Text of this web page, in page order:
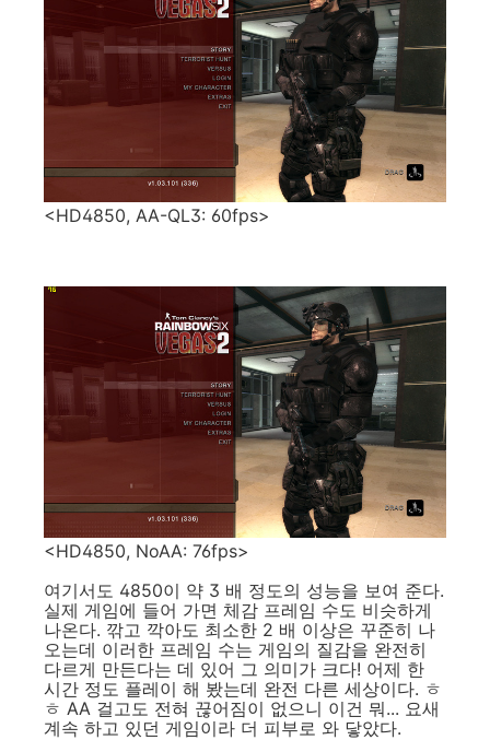
<HD4850, AA-QL3: 60fps>
<HD4850, NoAA: 76fps>
여기서도 4850이 약 3 배 정도의 성능을 보여 준다.
실제 게임에 들어 가면 체감 프레임 수도 비슷하게
나온다. 깎고 깍아도 최소한 2 배 이상은 꾸준히 나
오는데 이러한 프레임 수는 게임의 질감을 완전히
다르게 만든다는 데 있어 그 의미가 크다! 어제 한
시간 정도 플레이 해 봤는데 완전 다른 세상이다. ㅎ
ㅎ AA 걸고도 전혀 끊어짐이 없으니 이건 뭐... 요새
계속 하고 있던 게임이라 더 피부로 와 닿았다.